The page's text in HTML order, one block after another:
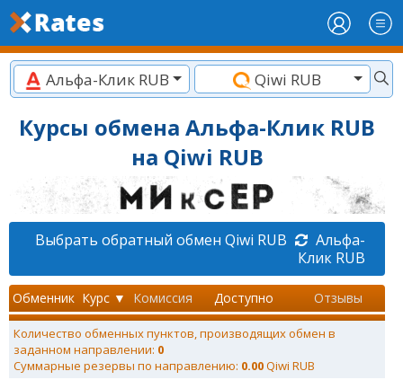
Альфа-Клик RUB Qiwi RUB
Курсы обмена Альфа-Клик RUB
на Qiwi RUB
Выбрать обратный обмен Qiwi RUB
Альфа-
Клик RUB
Обменник Курс ▼ Комиссия Доступно Отзывы
Количество обменных пунктов, производящих обмен в
заданном направлении: 0
Суммарные резервы по направлению: 0.00Qiwi RUB